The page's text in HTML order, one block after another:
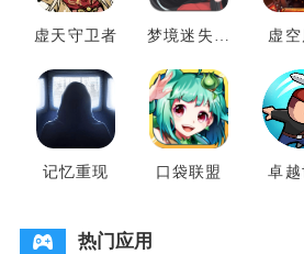
虚天守卫者
梦境迷失之
虚
记忆重现 口袋联盟 卓越
热门应用